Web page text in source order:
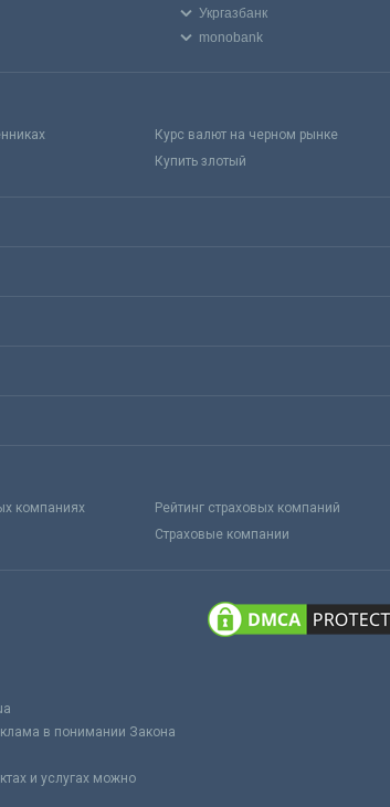
Укргазбанк
monobank
Курс валют на черном рынке
Купить злотый
компаниях
Рейтинг страховых компаний
Страховые компании
в понимании Закона
и услугах можно